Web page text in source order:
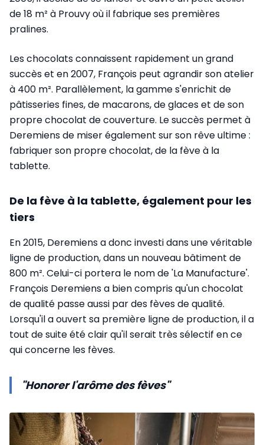
de 18 m² à Prouvy où il fabrique ses premières
pralines.
Les chocolats connaissent rapidement un grand
succès et en 2007, François peut agrandir son atelier
à 400 m². Parallèlement, la gamme s'enrichit de
pâtisseries fines, de macarons, de glaces et de son
propre chocolat de couverture. Le succès permet à
Deremiens de miser également sur son rêve ultime :
fabriquer son propre chocolat, de la fève à la
tablette.
De la fève à la tablette, également pour les
tiers
En 2015, Deremiens a donc investi dans une véritable
ligne de production, dans un nouveau bâtiment de
800 m². Celui-ci portera le nom de 'La Manufacture'.
François Deremiens a bien compris qu'un chocolat
de qualité passe aussi par des fèves de qualité.
Lorsqu'il a ouvert sa première ligne de production, il a
tout de suite été clair qu'il serait très sélectif en ce
qui concerne les fèves.
"Honorer l'arôme des fèves"